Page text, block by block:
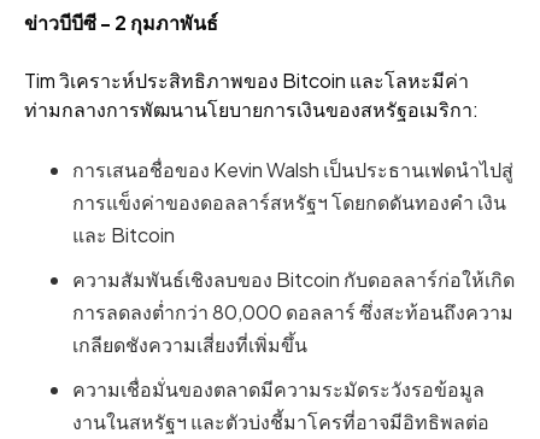
ข่าวบีบีซี - 2 กุมภาพันธ์
Tim วิเคราะห์ประสิทธิภาพของ Bitcoin และโลหะมีค่า
ท่ามกลางการพัฒนานโยบายการเงินของสหรัฐอเมริกา:
การเสนอชื่อของ Kevin Walsh เป็นประธานเฟดนำไปสู่
การแข็งค่าของดอลลาร์สหรัฐฯ โดยกดดันทองคำ เงิน
และ Bitcoin
ความสัมพันธ์เชิงลบของ Bitcoin กับดอลลาร์ก่อให้เกิด
การลดลงต่ำกว่า 80,000 ดอลลาร์ ซึ่งสะท้อนถึงความ
เกลียดชังความเสี่ยงที่เพิ่มขึ้น
ความเชื่อมั่นของตลาดมีความระมัดระวังรอข้อมูล
งานในสหรัฐฯ และตัวบ่งชี้มาโครที่อาจมีอิทธิพลต่อ